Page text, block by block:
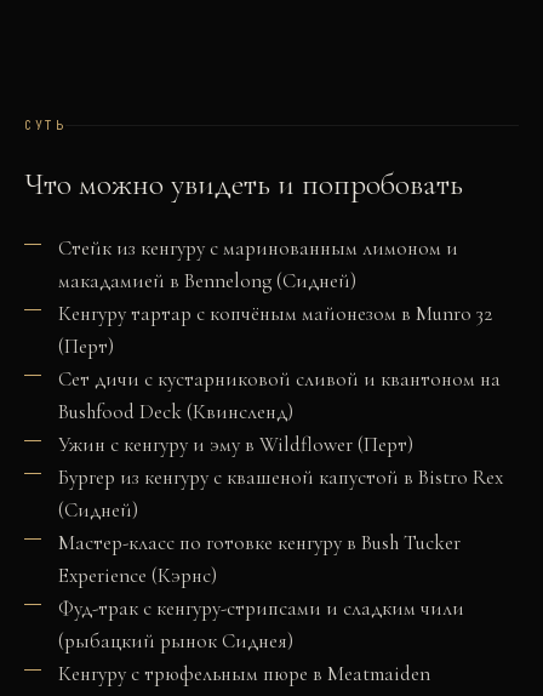
СУТЬ
Что можно увидеть и попробовать
Стейк из кенгуру с маринованным лимоном и
макадамией в Bennelong (Сидней)
Кенгуру тартар с копчёным майонезом в Munro 32
(Перт)
Сет дичи с кустарниковой сливой и квантоном на
Bushfood Deck (Квинсленд)
Ужин с кенгуру и эму в Wildflower (Перт)
Бургер из кенгуру с квашеной капустой в Bistro Rex
(Сидней)
Мастер-класс по готовке кенгуру в Bush Tucker
Experience (Кэрнс)
Фуд-трак с кенгуру-стрипсами и сладким чили
(рыбацкий рынок Сиднея)
Кенгуру с трюфельным пюре в Meatmaiden